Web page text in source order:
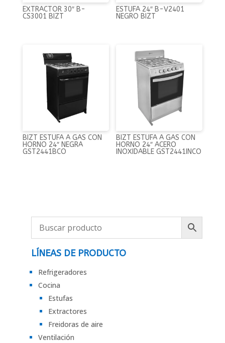
EXTRACTOR 30″ B-
CS3001 BIZT
ESTUFA 24″ B-V2401
NEGRO BIZT
BIZT ESTUFA A GAS CON
HORNO 24″ NEGRA
GST2441BCO
BIZT ESTUFA A GAS CON
HORNO 24″ ACERO
INOXIDABLE GST2441INCO
LÍNEAS DE PRODUCTO
Refrigeradores
Cocina
Estufas
Extractores
Freidoras de aire
Ventilación